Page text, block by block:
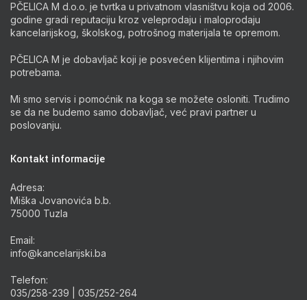
PČELICA M d.o.o. je tvrtka u privatnom vlasništvu koja od 2006.
godine gradi reputaciju kroz veleprodaju i maloprodaju
kancelarijskog, školskog, potrošnog materijala te opremom.
PČELICA M je dobavljač koji je posvećen klijentima i njihovim
potrebama.
Mi smo servis i pomoćnik na koga se možete osloniti. Trudimo
se da ne budemo samo dobavljač, već pravi partner u
poslovanju.
Kontakt informacije
Adresa:
Miška Jovanovića b.b.
75000 Tuzla
Email:
info@kancelarijski.ba
Telefon:
035/258-239 | 035/252-264